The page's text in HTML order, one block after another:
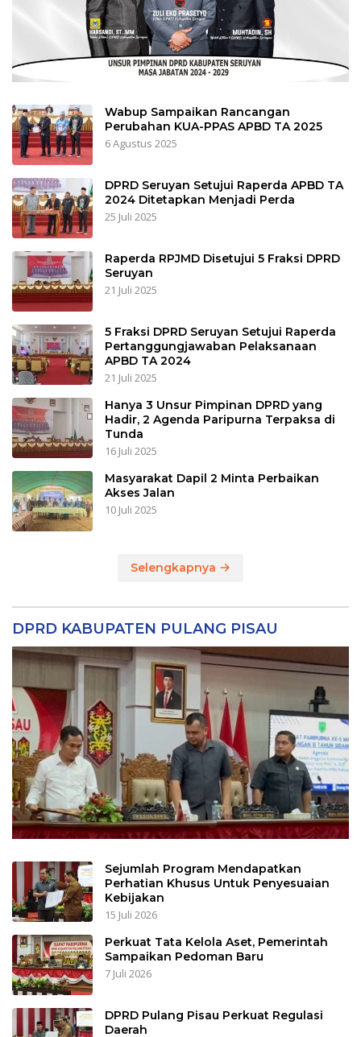
Wabup Sampaikan Rancangan
Perubahan KUA-PPAS APBD TA 2025
6 Agustus 2025
DPRD Seruyan Setujui Raperda APBD TA
2024 Ditetapkan Menjadi Perda
25 Juli 2025
Raperda RPJMD Disetujui 5 Fraksi DPRD
Seruyan
21 Juli 2025
5 Fraksi DPRD Seruyan Setujui Raperda
Pertanggungjawaban Pelaksanaan
APBD TA 2024
21 Juli 2025
Hanya 3 Unsur Pimpinan DPRD yang
Hadir, 2 Agenda Paripurna Terpaksa di
Tunda
16 Juli 2025
Masyarakat Dapil 2 Minta Perbaikan
Akses Jalan
10 Juli 2025
Selengkapnya
DPRD KABUPATEN PULANG PISAU
Sejumlah Program Mendapatkan
Perhatian Khusus Untuk Penyesuaian
Kebijakan
15 Juli 2026
Perkuat Tata Kelola Aset, Pemerintah
Sampaikan Pedoman Baru
7 Juli 2026
DPRD Pulang Pisau Perkuat Regulasi
Daerah